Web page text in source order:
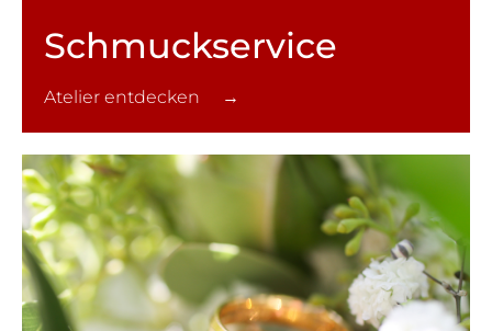
Schmuck­service
Atelier entdecken →